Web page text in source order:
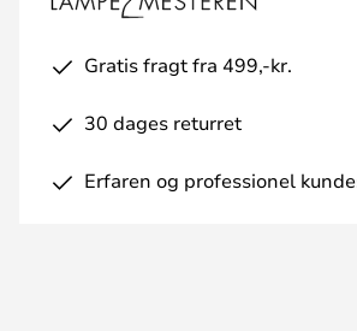
Gratis fragt fra 499,-kr.
30 dages returret
Erfaren og professionel